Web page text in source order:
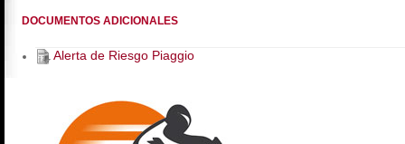
DOCUMENTOS ADICIONALES
Alerta de Riesgo Piaggio